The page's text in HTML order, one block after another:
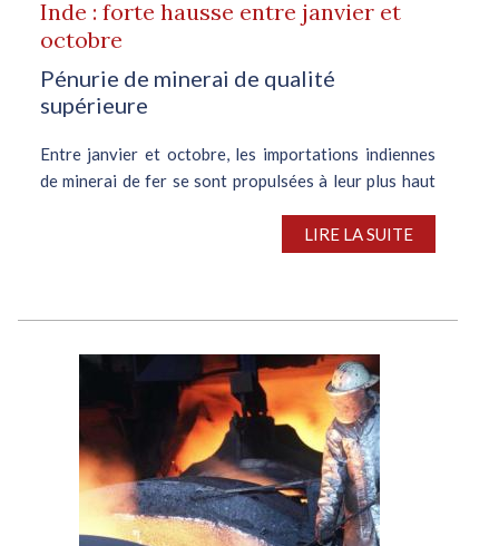
Inde : forte hausse entre janvier et
octobre
Pénurie de minerai de qualité
supérieure
Entre janvier et octobre, les importations indiennes
de minerai de fer se sont propulsées à leur plus haut
de comparaison, entre 2019 et 2024, la moyenne
LIRE LA SUITE